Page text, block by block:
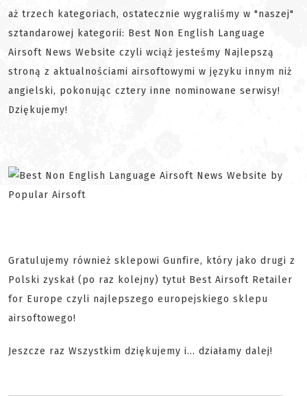
aż trzech kategoriach, ostatecznie wygraliśmy w "naszej"
sztandarowej kategorii: Best Non English Language
Airsoft News Website czyli wciąż jesteśmy Najlepszą
stroną z aktualnościami airsoftowymi w języku innym niż
angielski, pokonując cztery inne nominowane serwisy!
Dziękujemy!
Gratulujemy również sklepowi Gunfire, który jako drugi z
Polski zyskał (po raz kolejny) tytuł Best Airsoft Retailer
for Europe czyli najlepszego europejskiego sklepu
airsoftowego!
Jeszcze raz Wszystkim dziękujemy i... działamy dalej!